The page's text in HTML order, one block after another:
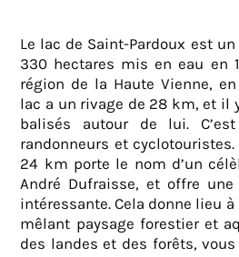
Le lac de Saint-Pardoux est
330 hectares mis en eau en
région de la Haute Vienne, en
lac a un rivage de 28 km, et il
balisés autour de lui.
randonneurs et
24 km porte le nom d’un
André Dufraisse, et offre
intéressante. Cela donne lieu
mêlant paysage forestier et
des landes et des forêts,